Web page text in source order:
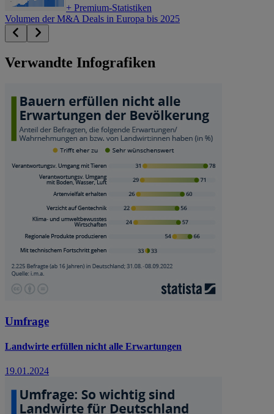
+ Premium-Statistiken
Volumen der M&A Deals in Europa bis 2025
Verwandte Infografiken
Umfrage
Landwirte erfüllen nicht alle Erwartungen
19.01.2024